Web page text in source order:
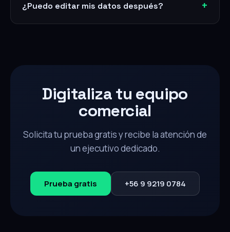
¿Puedo editar mis datos después?
Digitaliza tu equipo
comercial
Solicita tu prueba gratis y recibe la atención de
un ejecutivo dedicado.
Prueba gratis +56 9 9219 0784